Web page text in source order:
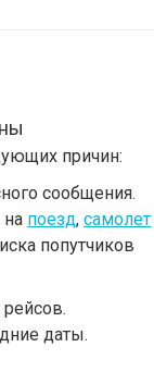
причин:
сообщения.
на поезд, самолет
попутчиков
даты.